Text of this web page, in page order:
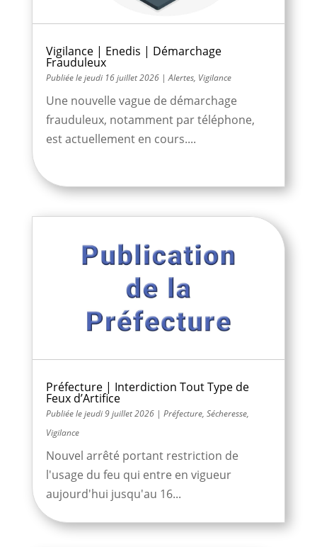
Vigilance | Enedis | Démarchage
Frauduleux
jeudi 16 juillet 2026|Alertes, Vigilance
Une nouvelle vague de démarchage
frauduleux, notamment par téléphone,
est actuellement en cours....
Préfecture | Interdiction Tout Type de
Feux d’Artifice
jeudi 9 juillet 2026| Préfecture, Sécheresse,
Vigilance
Nouvel arrêté portant restriction de
l'usage du feu qui entre en vigueur
aujourd'hui jusqu'au 16...